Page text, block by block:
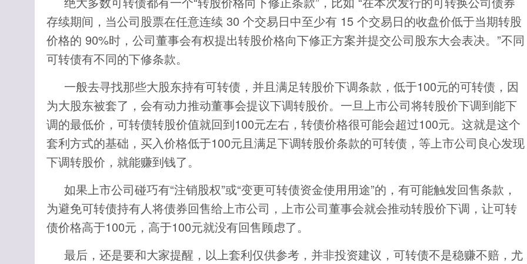
存续期间，当公司股票在任意连续 30 个交易日中至少有 15 个交易日的收盘价低于当期转股
价格的 90%时，公司董事会有权提出转股价格向下修正方案并提交公司股东大会表决。”不同
可转债有不同的下修条款。
一般去寻找那些大股东持有可转债，并且满足转股价下调条款，低于100元的可转债，因
为大股东被套了，会有动力推动董事会提议下调转股价。一旦上市公司将转股价下调到能下
调的最低价，可转债转股价值就回到100元左右，转债价格很可能会超过100元。这就是这个
套利方式的基础，买入价格低于100元且满足下调转股价条款的可转债，等上市公司良心发现
下调转股价，就能赚到钱了。
如果上市公司碰巧有“注销股权”或“变更可转债资金使用用途”的，有可能触发回售条款，
为避免可转债持有人将债券回售给上市公司，上市公司董事会就会推动转股价下调，让可转
债价格高于100元，高于100元就没有回售顾虑了。
最后，还是要和大家提醒，以上套利仅供参考，并非投资建议，可转债不是稳赚不赔，尤